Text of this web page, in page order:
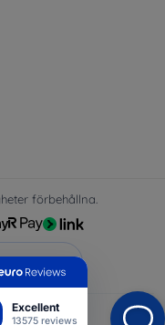
Excellent
13575 reviews
förbehållna.